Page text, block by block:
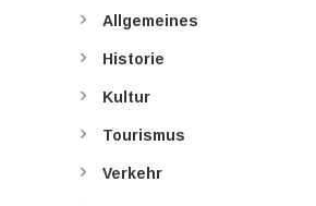
Allgemeines
Historie
Kultur
Tourismus
Verkehr